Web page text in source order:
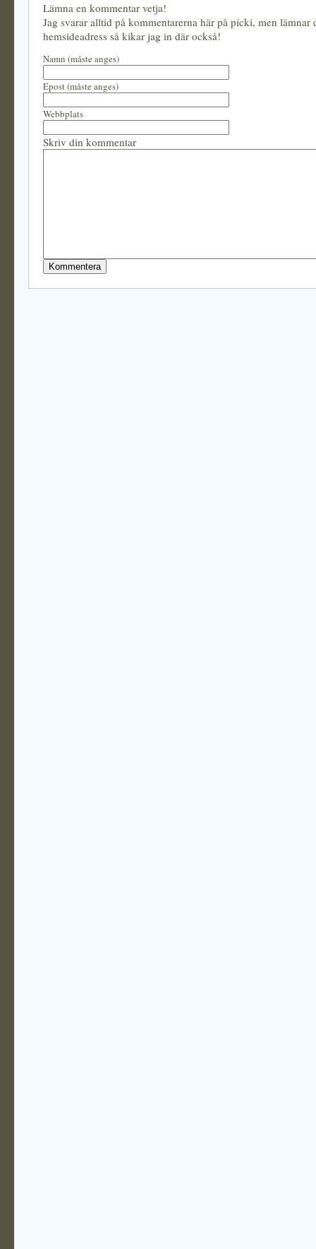
Lämna en kommentar vetja!
Jag svarar alltid på kommentarerna här på picki, men lämnar
hemsideadress så kikar jag in där också!
Namn (måste anges)
Epost (måste anges)
Webbplats
Skriv din kommentar